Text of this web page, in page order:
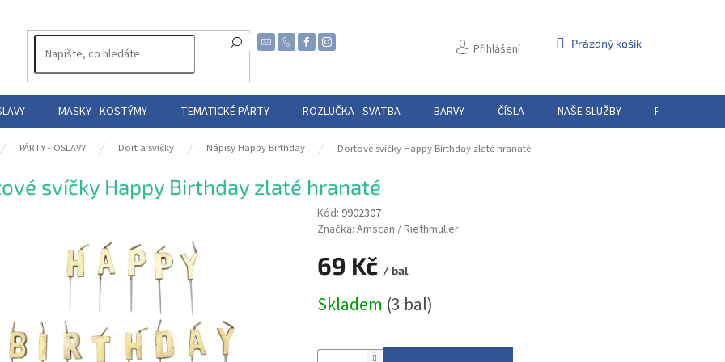
Přihlášení
NÁKUPNÍ
Prázdný košík
MASKY - KOSTÝMY TEMATICKÉ PÁRTY ROZLUČKA - SVATBA BARVY ČÍSLA NAŠE SLUŽBY PŮJČOVNA
PÁRTY - OSLAVY Dort a svíčky Nápisy Happy Birthday Dortové svíčky Happy Birthday zlaté hranaté
svíčky Happy Birthday zlaté hranaté
Kód: 9902307
Značka: Amscan / Riethmüller
69 Kč / bal
cena:
Skladem (3 bal)